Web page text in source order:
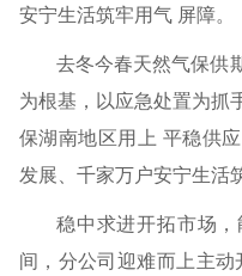
安宁生活筑牢用气 屏障。
去冬今春天然气保供
为根基，以应急处置为抓
保湖南地区用上 平稳供
发展、千家万户安宁生活
稳中求进开拓市场
间，分公司迎难而上主